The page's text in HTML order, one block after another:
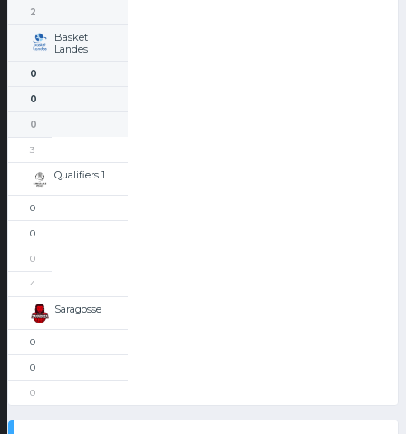
2
Basket
Landes
0
0
0
3
Qualifiers 1
0
0
0
4
Saragosse
0
0
0